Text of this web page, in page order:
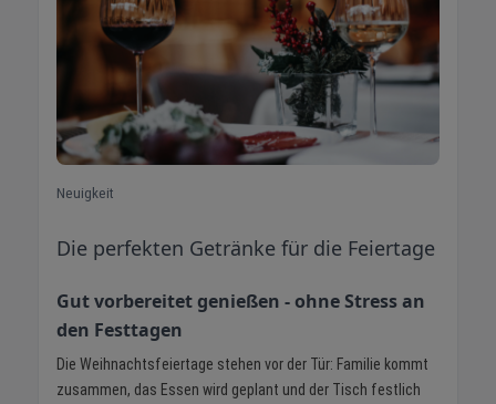
Neuigkeit
Die perfekten Getränke für die Feiertage
Gut vorbereitet genießen - ohne Stress an
den Festtagen
Die Weihnachtsfeiertage stehen vor der Tür: Familie kommt
zusammen, das Essen wird geplant und der Tisch festlich